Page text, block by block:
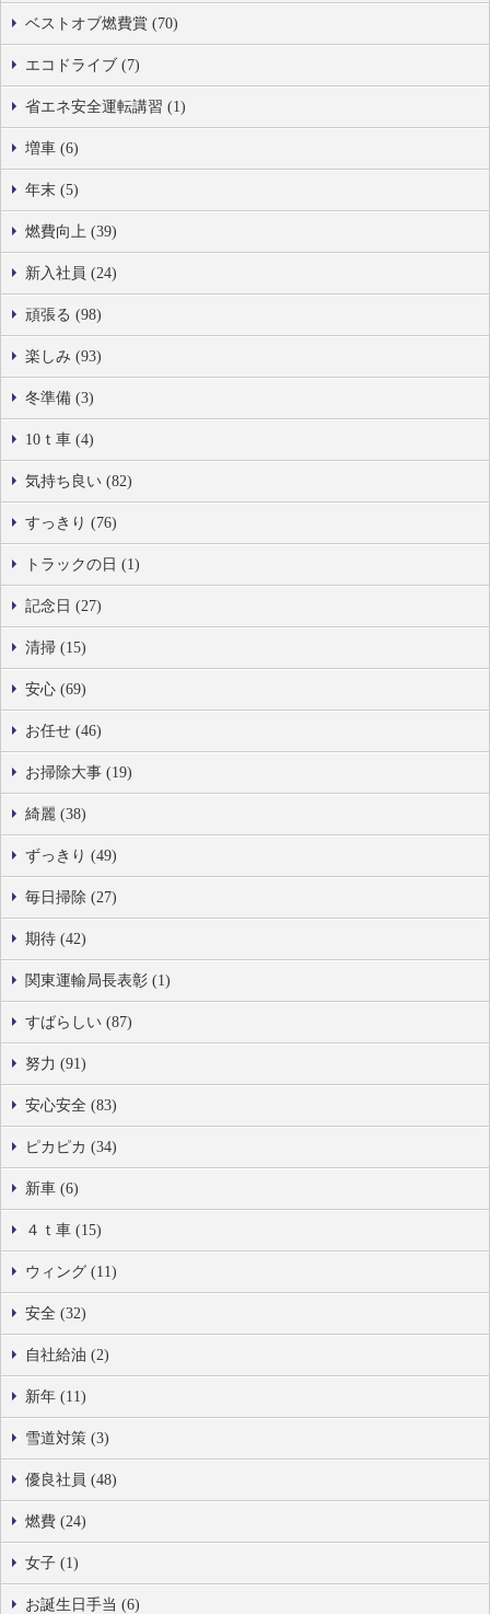
ベストオブ燃費賞 (70)
エコドライブ (7)
省エネ安全運転講習 (1)
増車 (6)
年末 (5)
燃費向上 (39)
新入社員 (24)
頑張る (98)
楽しみ (93)
冬準備 (3)
10ｔ車 (4)
気持ち良い (82)
すっきり (76)
トラックの日 (1)
記念日 (27)
清掃 (15)
安心 (69)
お任せ (46)
お掃除大事 (19)
綺麗 (38)
ずっきり (49)
毎日掃除 (27)
期待 (42)
関東運輸局長表彰 (1)
すばらしい (87)
努力 (91)
安心安全 (83)
ピカピカ (34)
新車 (6)
４ｔ車 (15)
ウィング (11)
安全 (32)
自社給油 (2)
新年 (11)
雪道対策 (3)
優良社員 (48)
燃費 (24)
女子 (1)
お誕生日手当 (6)